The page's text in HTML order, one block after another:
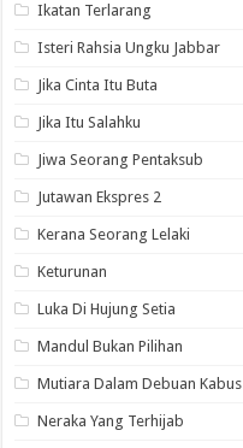
Ikatan Terlarang
Isteri Rahsia Ungku Jabbar
Jika Cinta Itu Buta
Jika Itu Salahku
Jiwa Seorang Pentaksub
Jutawan Ekspres 2
Kerana Seorang Lelaki
Keturunan
Luka Di Hujung Setia
Mandul Bukan Pilihan
Mutiara Dalam Debuan Kabus
Neraka Yang Terhijab